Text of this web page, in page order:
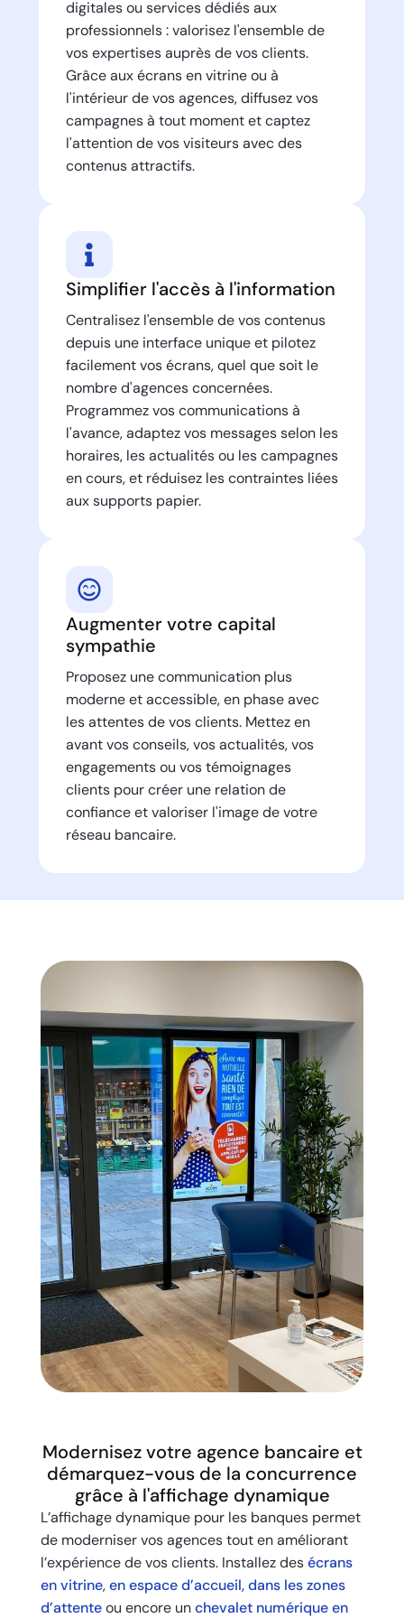
digitales ou services dédiés aux
professionnels : valorisez l'ensemble de
vos expertises auprès de vos clients.
Grâce aux écrans en vitrine ou à
l'intérieur de vos agences, diffusez vos
campagnes à tout moment et captez
l'attention de vos visiteurs avec des
contenus attractifs.
Simplifier l'accès à l'information
Centralisez l'ensemble de vos contenus
depuis une interface unique et pilotez
facilement vos écrans, quel que soit le
nombre d'agences concernées.
Programmez vos communications à
l'avance, adaptez vos messages selon les
horaires, les actualités ou les campagnes
en cours, et réduisez les contraintes liées
aux supports papier.
Augmenter votre capital
sympathie
Proposez une communication plus
moderne et accessible, en phase avec
les attentes de vos clients. Mettez en
avant vos conseils, vos actualités, vos
engagements ou vos témoignages
clients pour créer une relation de
confiance et valoriser l'image de votre
réseau bancaire.
Modernisez votre agence bancaire et
démarquez-vous de la concurrence
grâce à l'affichage dynamique
L’affichage dynamique pour les banques permet
de moderniser vos agences tout en améliorant
l’expérience de vos clients. Installez desécrans
en vitrine,en espace d’accueil, dans les zones
d’attenteou encore unchevalet numérique en